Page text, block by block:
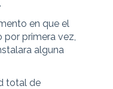
en que el
primera vez,
alguna
total de